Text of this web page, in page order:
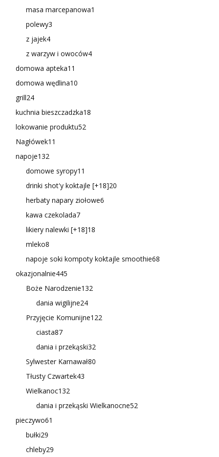
masa marcepanowa1
polewy3
z jajek4
z warzyw i owoców4
domowa apteka11
domowa wędlina10
grill24
kuchnia bieszczadzka18
lokowanie produktu52
Nagłówek11
napoje132
domowe syropy11
drinki shot'y koktajle [+18]20
herbaty napary ziołowe6
kawa czekolada7
likiery nalewki [+18]18
mleko8
napoje soki kompoty koktajle smoothie68
okazjonalnie445
Boże Narodzenie132
dania wigilijne24
Przyjęcie Komunijne122
ciasta87
dania i przekąski32
Sylwester Karnawał80
Tłusty Czwartek43
Wielkanoc132
dania i przekąski Wielkanocne52
pieczywo61
bułki29
chleby29